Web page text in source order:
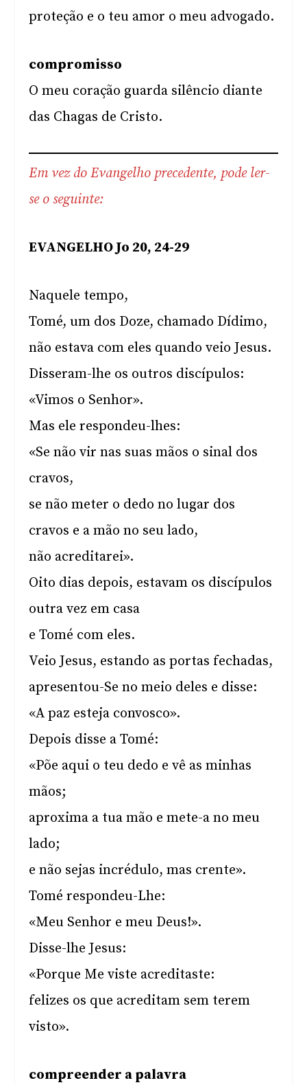
proteção e o teu amor o meu advogado.
compromisso
O meu coração guarda silêncio diante
das Chagas de Cristo.
Em vez do Evangelho precedente, pode ler-
se o seguinte:
EVANGELHO Jo 20, 24-29
Naquele tempo,
Tomé, um dos Doze, chamado Dídimo,
não estava com eles quando veio Jesus.
Disseram-lhe os outros discípulos:
«Vimos o Senhor».
Mas ele respondeu-lhes:
«Se não vir nas suas mãos o sinal dos
cravos,
se não meter o dedo no lugar dos
cravos e a mão no seu lado,
não acreditarei».
Oito dias depois, estavam os discípulos
outra vez em casa
e Tomé com eles.
Veio Jesus, estando as portas fechadas,
apresentou-Se no meio deles e disse:
«A paz esteja convosco».
Depois disse a Tomé:
«Põe aqui o teu dedo e vê as minhas
mãos;
aproxima a tua mão e mete-a no meu
lado;
e não sejas incrédulo, mas crente».
Tomé respondeu-Lhe:
«Meu Senhor e meu Deus!».
Disse-lhe Jesus:
«Porque Me viste acreditaste:
felizes os que acreditam sem terem
visto».
compreender a palavra